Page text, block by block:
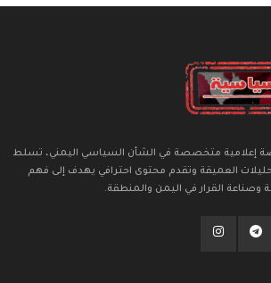
إعلامية متخصصة في الشأن السياسي اليمني، تسلط
العميقة وتقدم محتوى احترافي يهدف إلى فهم
القرار في اليمن والمنطقة.